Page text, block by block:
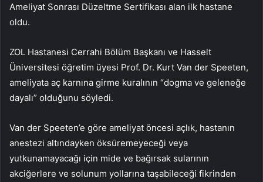
Ameliyat Sonrası Düzeltme Sertifikası alan ilk hastane
oldu.
ZOL Hastanesi Cerrahi Bölüm Başkanı ve Hasselt
Üniversitesi öğretim üyesi Prof. Dr. Kurt Van der Speeten,
ameliyata aç karnına girme kuralının “dogma ve geleneğe
dayalı” olduğunu söyledi.
Van der Speeten’e göre ameliyat öncesi açlık, hastanın
anestezi altındayken öksüremeyeceği veya
yutkunamayacağı için mide ve bağırsak sularının
akciğerlere ve solunum yollarına taşabileceği fikrinden